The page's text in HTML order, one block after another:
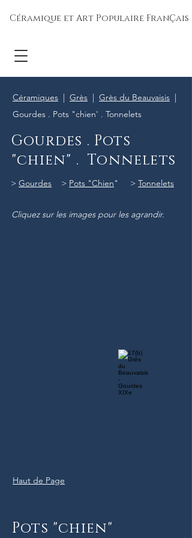
Céramique et Art Populaire FranÇais
Céramiques | Grès | Grès du Beauvaisis |
Gourdes . Pots "chien' . Tonnelets
Gourdes . Pots
"chien" . Tonnelets
> Gourdes > Pots "Chien" > Tonnelets
Cliquez sur les images pour les agrandir.
Haut de Page
Pots "chien"